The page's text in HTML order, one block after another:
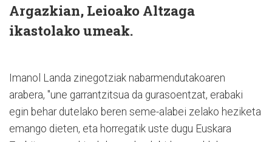
Argazkian, Leioako Altzaga
ikastolako umeak.
Imanol Landa zinegotziak nabarmendutakoaren
arabera, "une garrantzitsua da gurasoentzat, erabaki
egin behar dutelako beren seme-alabei zelako heziketa
emango dieten, eta horregatik uste dugu Euskara